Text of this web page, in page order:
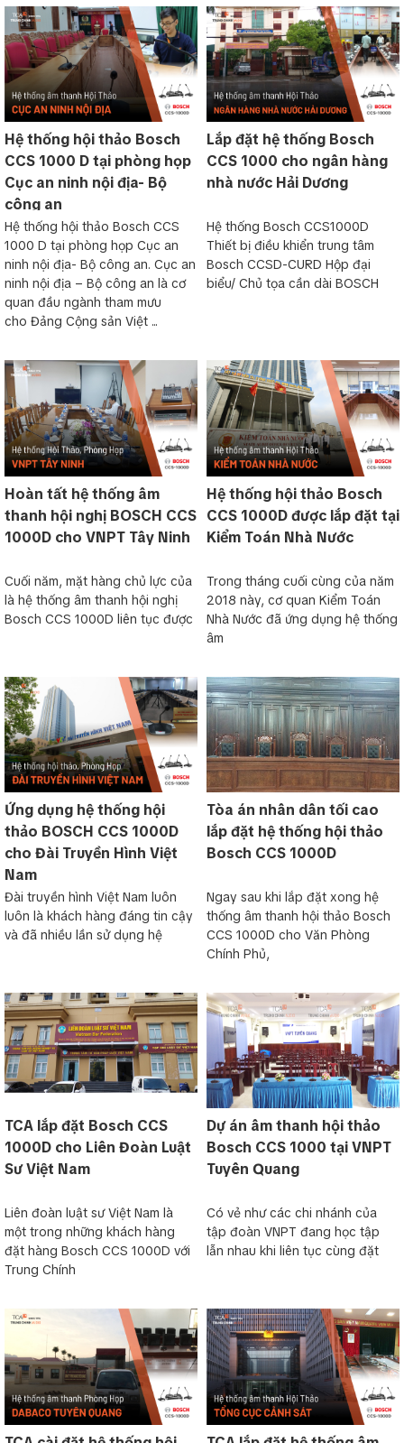
Hệ thống hội thảo Bosch
CCS 1000 D tại phòng họp
Cục an ninh nội địa- Bộ
công an
Hệ thống hội thảo Bosch CCS
1000 D tại phòng họp Cục an
ninh nội địa- Bộ công an. Cục an
ninh nội địa – Bộ công an là cơ
quan đầu ngành tham mưu
cho Đảng Cộng sản Việt ...
Lắp đặt hệ thống Bosch
CCS 1000 cho ngân hàng
nhà nước Hải Dương
Hệ thống Bosch CCS1000D
Thiết bị điều khiển trung tâm
Bosch CCSD-CURD Hộp đại
biểu/ Chủ tọa cần dài BOSCH
Hoàn tất hệ thống âm
thanh hội nghị BOSCH CCS
1000D cho VNPT Tây Ninh
Cuối năm, mặt hàng chủ lực của
là hệ thống âm thanh hội nghị
Bosch CCS 1000D liên tục được
Hệ thống hội thảo Bosch
CCS 1000D được lắp đặt tại
Kiểm Toán Nhà Nước
Trong tháng cuối cùng của năm
2018 này, cơ quan Kiểm Toán
Nhà Nước đã ứng dụng hệ thống
âm
Ứng dụng hệ thống hội
thảo BOSCH CCS 1000D
cho Đài Truyền Hình Việt
Nam
Đài truyền hình Việt Nam luôn
luôn là khách hàng đáng tin cậy
và đã nhiều lần sử dụng hệ
Tòa án nhân dân tối cao
lắp đặt hệ thống hội thảo
Bosch CCS 1000D
Ngay sau khi lắp đặt xong hệ
thống âm thanh hội thảo Bosch
CCS 1000D cho Văn Phòng
Chính Phủ,
TCA lắp đặt Bosch CCS
1000D cho Liên Đoàn Luật
Sư Việt Nam
Liên đoàn luật sư Việt Nam là
một trong những khách hàng
đặt hàng Bosch CCS 1000D với
Trung Chính
Dự án âm thanh hội thảo
Bosch CCS 1000 tại VNPT
Tuyên Quang
Có vẻ như các chi nhánh của
tập đoàn VNPT đang học tập
lẫn nhau khi liên tục cùng đặt